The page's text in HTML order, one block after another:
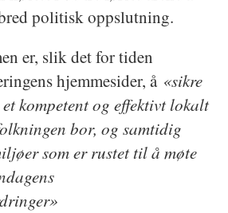
politisk oppslutning.
er, slik det for tiden
hjemmesider, å «sikre
kompetent og effektivt lokalt
bor, og samtidig
som er rustet til å møte